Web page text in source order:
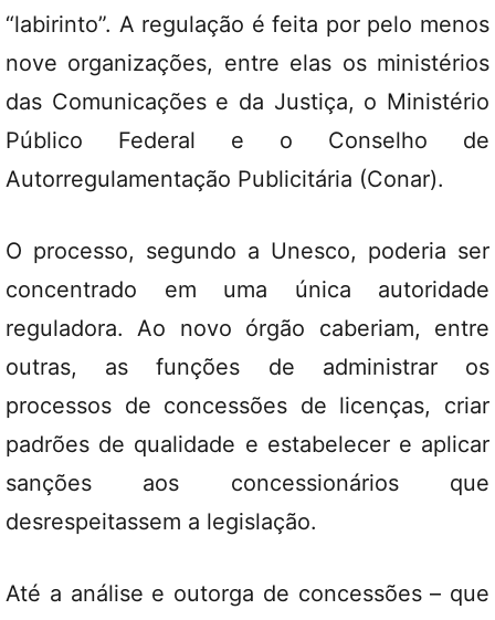
“labirinto”. A regulação é feita por pelo menos
nove organizações, entre elas os ministérios
das Comunicações e da Justiça, o Ministério
Público Federal e o Conselho de
Autorregulamentação Publicitária (Conar).
O processo, segundo a Unesco, poderia ser
concentrado em uma única autoridade
reguladora. Ao novo órgão caberiam, entre
outras, as funções de administrar os
processos de concessões de licenças, criar
padrões de qualidade e estabelecer e aplicar
sanções aos concessionários que
desrespeitassem a legislação.
Até a análise e outorga de concessões – que